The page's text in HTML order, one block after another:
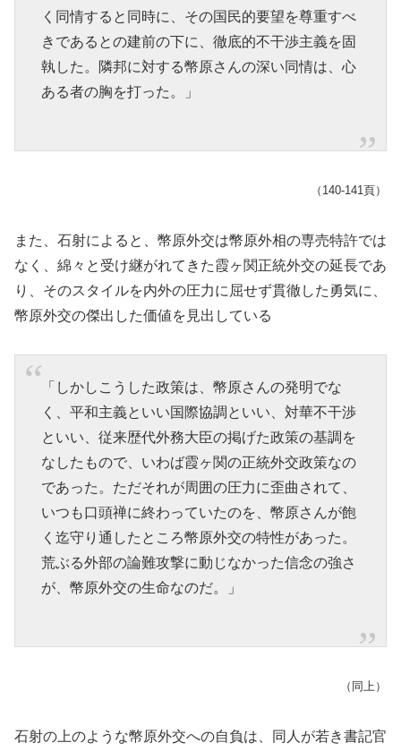
く同情すると同時に、その国民的要望を尊重すべ
きであるとの建前の下に、徹底的不干渉主義を固
執した。隣邦に対する幣原さんの深い同情は、心
ある者の胸を打った。」
（140‐141頁）
また、石射によると、幣原外交は幣原外相の専売特許では
なく、綿々と受け継がれてきた霞ヶ関正統外交の延長であ
り、そのスタイルを内外の圧力に屈せず貫徹した勇気に、
幣原外交の傑出した価値を見出している
「しかしこうした政策は、幣原さんの発明でな
く、平和主義といい国際協調といい、対華不干渉
といい、従来歴代外務大臣の掲げた政策の基調を
なしたもので、いわば霞ヶ関の正統外交政策なの
であった。ただそれが周囲の圧力に歪曲されて、
いつも口頭禅に終わっていたのを、幣原さんが飽
く迄守り通したところ幣原外交の特性があった。
荒ぶる外部の論難攻撃に動じなかった信念の強さ
が、幣原外交の生命なのだ。」
（同上）
石射の上のような幣原外交への自負は、同人が若き書記官